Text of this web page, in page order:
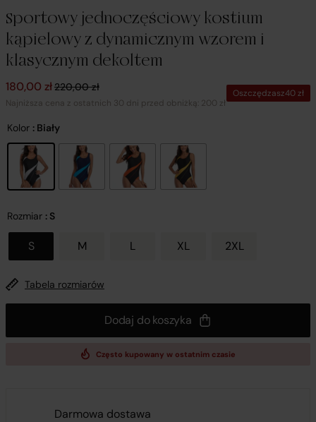
Sportowy jednoczęściowy kostium
kąpielowy z dynamicznym wzorem i
klasycznym dekoltem
220,00zł
Pierwotna cena wynosiła: 220,00 zł.
180,00 zł
Aktualna cena wynosi: 180,00 zł.
Najniższa cena z ostatnich 30 dni przed obniżką: 200 zł
Oszczędzasz40zł
Kolor : Biały
Rozmiar : S
S M L XL 2XL
Tabela rozmiarów
Dodaj do koszyka
Często kupowany w ostatnim czasie
Darmowa dostawa